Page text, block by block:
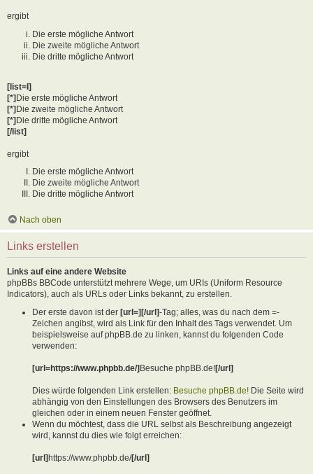
ergibt
Die erste mögliche Antwort
Die zweite mögliche Antwort
Die dritte mögliche Antwort
[list=I]
[*]Die erste mögliche Antwort
[*]Die zweite mögliche Antwort
[*]Die dritte mögliche Antwort
[/list]
ergibt
Die erste mögliche Antwort
Die zweite mögliche Antwort
Die dritte mögliche Antwort
Nach oben
Links erstellen
Links auf eine andere Website
phpBBs BBCode unterstützt mehrere Wege, um URIs (Uniform Resource
Indicators), auch als URLs oder Links bekannt, zu erstellen.
Der erste davon ist der [url=][/url]-Tag; alles, was du nach dem =-
Zeichen angibst, wird als Link für den Inhalt des Tags verwendet. Um
beispielsweise auf phpBB.de zu linken, kannst du folgenden Code
verwenden:
[url=https://www.phpbb.de/]Besuche phpBB.de![/url]
Dies würde folgenden Link erstellen: Besuche phpBB.de! Die Seite wird
abhängig von den Einstellungen des Browsers des Benutzers im
gleichen oder in einem neuen Fenster geöffnet.
Wenn du möchtest, dass die URL selbst als Beschreibung angezeigt
wird, kannst du dies wie folgt erreichen:
[url]https://www.phpbb.de/[/url]